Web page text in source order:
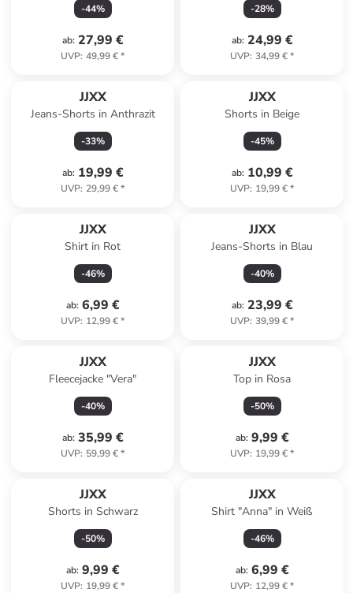
-44%
ab: 27,99 €
UVP: 49,99 €*
-28%
ab: 24,99 €
UVP: 34,99 €*
JJXX
Jeans-Shorts in Anthrazit
-33%
ab: 19,99 €
UVP: 29,99 €*
JJXX
Shorts in Beige
-45%
ab: 10,99 €
UVP: 19,99 €*
JJXX
Shirt in Rot
-46%
ab: 6,99 €
UVP: 12,99 €*
JJXX
Jeans-Shorts in Blau
-40%
ab: 23,99 €
UVP: 39,99 €*
JJXX
Fleecejacke "Vera"
-40%
ab: 35,99 €
UVP: 59,99 €*
JJXX
Top in Rosa
-50%
ab: 9,99 €
UVP: 19,99 €*
JJXX
Shorts in Schwarz
-50%
ab: 9,99 €
UVP: 19,99 €*
JJXX
Shirt "Anna" in Weiß
-46%
ab: 6,99 €
UVP: 12,99 €*